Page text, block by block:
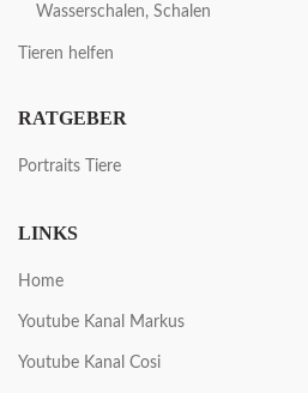
Wasserschalen, Schalen
Tieren helfen
RATGEBER
Portraits Tiere
LINKS
Home
Youtube Kanal Markus
Youtube Kanal Cosi